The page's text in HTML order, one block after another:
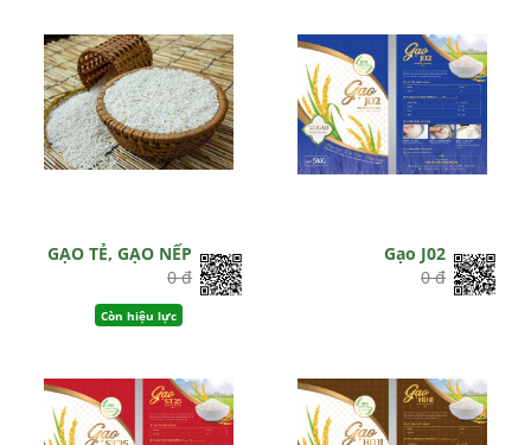
GẠO TẺ, GẠO NẾP
0 đ
Còn hiệu lực
Gạo J02
0 đ